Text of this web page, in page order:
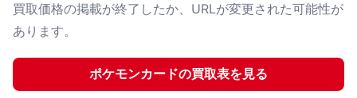
買取価格の掲載が終了したか、URLが変更された可能性が
あります。
ポケモンカードの買取表を見る